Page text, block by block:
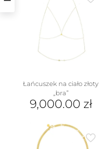
wiele
wariantów.
Opcje
można
stronie
Łańcuszek na ciało złoty
„bra”
9,000.00 zł